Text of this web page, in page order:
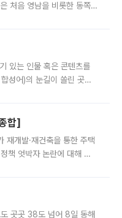
처음 영남을 비롯한 동쪽
있는 인물 혹은 콘텐츠를
성어)의 눈길이 쏠린 곳은
합]
재개발·재건축을 통한 주택
책 엇박자 논란에 대해 정
곳곳 38도 넘어 8일 동해